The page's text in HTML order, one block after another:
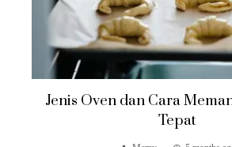
Jenis Oven dan Cara
Tepat